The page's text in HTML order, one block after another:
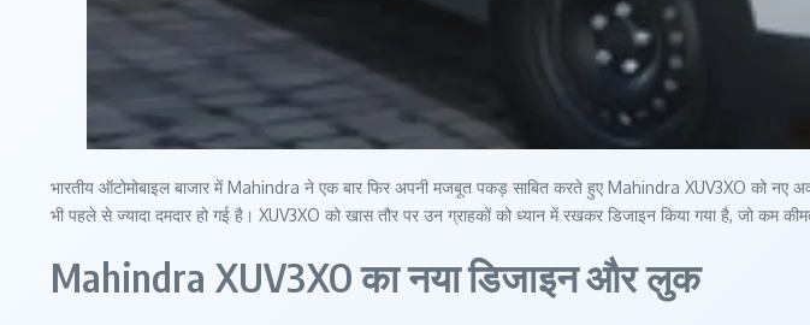
भारतीय ऑटोमोबाइल बाजार में Mahindra ने एक बार फिर अपनी मजबूत पकड़ साबित करते हुए Mahindra XUV3XO को नए
भी पहले से ज्यादा दमदार हो गई है। XUV3XO को खास तौर पर उन ग्राहकों को ध्यान में रखकर डिजाइन किया गया है, जो कम
Mahindra XUV3XO का नया डिजाइन और लुक